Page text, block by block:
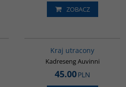
ZOBACZ
Kraj utracony
Kadreseng Auvinni
45.00PLN